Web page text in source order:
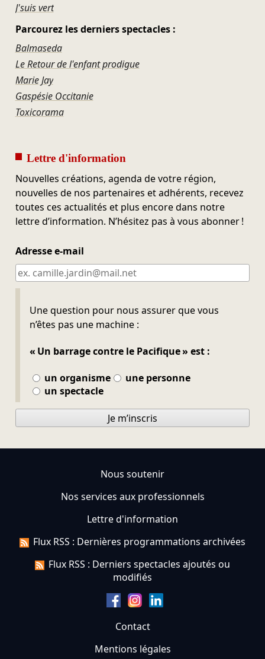
J'suis vert
Parcourez les derniers spectacles :
Balmaseda
Le Retour de l'enfant prodigue
Marie Jay
Gaspésie Occitanie
Toxicorama
Lettre d'information
Nouvelles créations, agenda de votre région,
nouvelles de nos partenaires et adhérents, recevez
toutes ces actualités et plus encore dans notre
lettre d’information. N’hésitez pas à vous abonner !
Adresse e-mail
Une question pour nous assurer que vous
n’êtes pas une machine :
« Un barrage contre le Pacifique » est :
un organisme
une personne
un spectacle
Ne pas remplir
Je m’inscris
Nous soutenir
Nos services aux professionnels
Lettre d'information
Flux RSS : Dernières programmations archivées
Flux RSS : Derniers spectacles ajoutés ou
modifiés
Contact
Mentions légales